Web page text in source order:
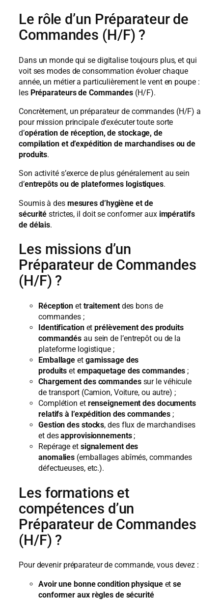
Le rôle d’un Préparateur de
Commandes (H/F) ?
Dans un monde qui se digitalise toujours plus, et qui
voit ses modes de consommation évoluer chaque
année, un métier a particulièrement le vent en poupe :
les Préparateurs de Commandes (H/F).
Concrètement, un préparateur de commandes (H/F) a
pour mission principale d’exécuter toute sorte
d’opération de réception, de stockage, de
compilation et d’expédition de marchandises ou de
produits.
Son activité s’exerce de plus généralement au sein
d’entrepôts ou de plateformes logistiques.
Soumis à desmesures d’hygiène et de
sécurité strictes, il doit se conformer auximpératifs
de délais.
Les missions d’un
Préparateur de Commandes
(H/F) ?
Réception et traitementdes bons de
commandes ;
Identificationetprélèvement des produits
commandés au sein de l’entrepôt ou de la
plateforme logistique ;
Emballage et garnissage des
produits et empaquetage des commandes ;
Chargement des commandessur le véhicule
de transport (Camion, Voiture, ou autre) ;
Complétion et renseignement des documents
relatifs à l’expédition des commandes ;
Gestion des stocks, des flux de marchandises
et desapprovisionnements;
Repérage et signalement des
anomalies (emballages abîmés, commandes
défectueuses, etc.).
Les formations et
compétences d’un
Préparateur de Commandes
(H/F) ?
Pour devenir préparateur de commande, vous devez :
Avoir une bonne condition physiqueetse
conformer aux règles de sécurité